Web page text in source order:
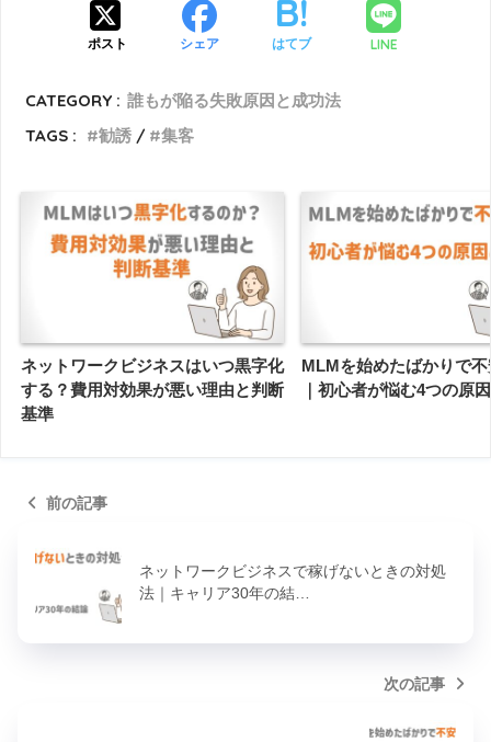
ポスト シェア はてブ LINE
CATEGORY : 誰もが陥る失敗原因と成功法
TAGS :
勧誘 集客
ネットワークビジネスはいつ黒字化
する？費用対効果が悪い理由と判断
基準
MLMを始めたばかりで
｜初心者が悩む4つの原
前の記事
ネットワークビジネスで稼げないときの対処
法｜キャリア30年の結…
次の記事